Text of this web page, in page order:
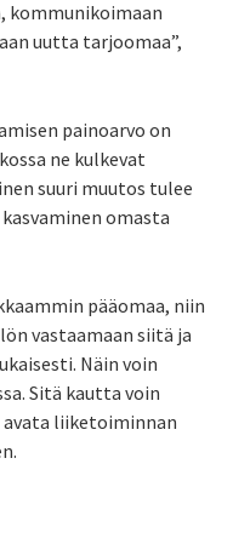
kommunikoimaan
uutta tarjoomaa”,
painoarvo on
ne kulkevat
suuri muutos tulee
omasta
pääomaa, niin
vastaamaan siitä ja
Näin voin
Sitä kautta voin
liiketoiminnan